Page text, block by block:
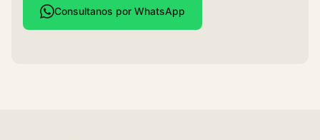
Consultanos por WhatsApp